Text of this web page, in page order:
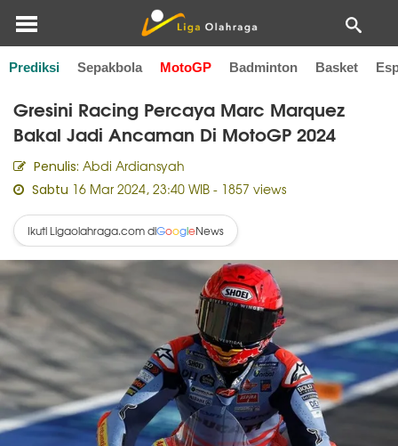
Prediksi Sepakbola MotoGP Badminton Basket
Home MotoGP
Gresini Racing Percaya Marc Marquez
Bakal Jadi Ancaman Di MotoGP 2024
Penulis: Abdi Ardiansyah
Sabtu 16 Mar 2024, 23:40 WIB - 1857 views
Ikuti Ligaolahraga.com diGoogleNews